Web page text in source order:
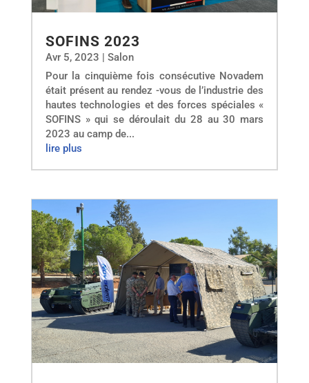
SOFINS 2023
Avr 5, 2023 | Salon
Pour la cinquième fois consécutive Novadem
était présent au rendez -vous de l’industrie des
hautes technologies et des forces spéciales «
SOFINS » qui se déroulait du 28 au 30 mars
2023 au camp de...
lire plus